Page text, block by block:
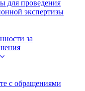
для проведения
экспертизы
за
с обращениями